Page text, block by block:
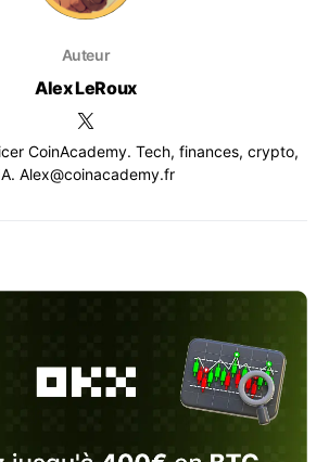
Auteur
Alex LeRoux
CoinAcademy. Tech, finances, crypto,
Alex@coinacademy.fr